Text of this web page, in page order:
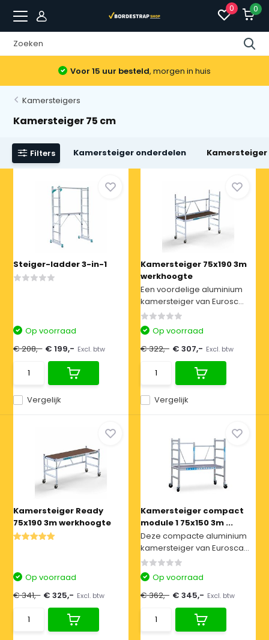
0 0
Voor 15 uur besteld, morgen in huis
Kamersteigers
Kamersteiger 75 cm
Filters Kamersteiger onderdelen Kamersteiger
Steiger-ladder 3-in-1
Vergelijk
Op voorraad
€ 208,- € 199,- Excl. btw
Kamersteiger 75x190 3m
werkhoogte
Een voordelige aluminium
kamersteiger van Eurosc...
Vergelijk
Op voorraad
€ 322,- € 307,- Excl. btw
Kamersteiger Ready
75x190 3m werkhoogte
Op voorraad
€ 341,- € 325,- Excl. btw
Kamersteiger compact
module 1 75x150 3m ...
Deze compacte aluminium
kamersteiger van Eurosca...
Op voorraad
€ 362,- € 345,- Excl. btw